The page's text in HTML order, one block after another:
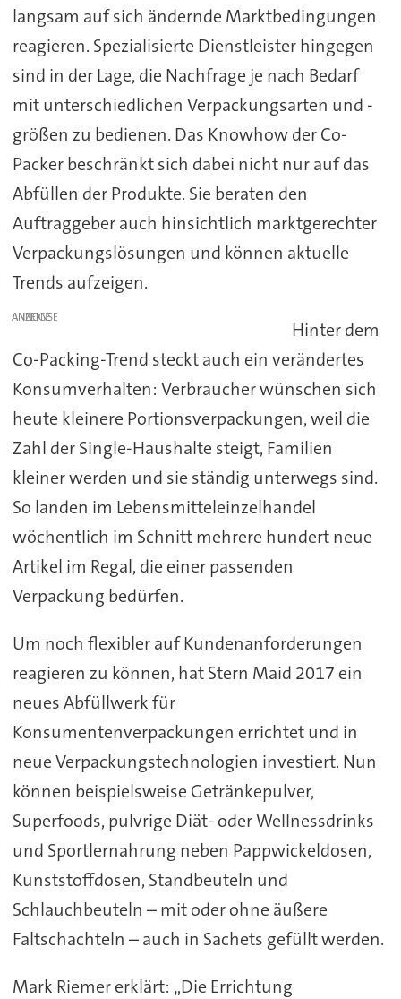
langsam auf sich ändernde Marktbedingungen
reagieren. Spezialisierte Dienstleister hingegen
sind in der Lage, die Nachfrage je nach Bedarf
mit unterschiedlichen Verpackungsarten und -
größen zu bedienen. Das Knowhow der Co-
Packer beschränkt sich dabei nicht nur auf das
Abfüllen der Produkte. Sie beraten den
Auftraggeber auch hinsichtlich marktgerechter
Verpackungslösungen und können aktuelle
Trends aufzeigen.
ANZEIGE
Hinter dem
Co-Packing-Trend steckt auch ein verändertes
Konsumverhalten: Verbraucher wünschen sich
heute kleinere Portionsverpackungen, weil die
Zahl der Single-Haushalte steigt, Familien
kleiner werden und sie ständig unterwegs sind.
So landen im Lebensmitteleinzelhandel
wöchentlich im Schnitt mehrere hundert neue
Artikel im Regal, die einer passenden
Verpackung bedürfen.
Um noch flexibler auf Kundenanforderungen
reagieren zu können, hat Stern Maid 2017 ein
neues Abfüllwerk für
Konsumentenverpackungen errichtet und in
neue Verpackungstechnologien investiert. Nun
können beispielsweise Getränkepulver,
Superfoods, pulvrige Diät- oder Wellnessdrinks
und Sportlernahrung neben Pappwickeldosen,
Kunststoffdosen, Standbeuteln und
Schlauchbeuteln – mit oder ohne äußere
Faltschachteln – auch in Sachets gefüllt werden.
Mark Riemer erklärt: „Die Errichtung